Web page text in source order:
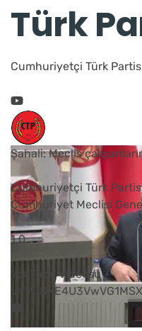
Türk
Cumhuriyetçi Türk
Şahali: Meclis
Cumhuriyetçi Türk
Cumhuriyet Meclisi
1 0
YouTube Videosu